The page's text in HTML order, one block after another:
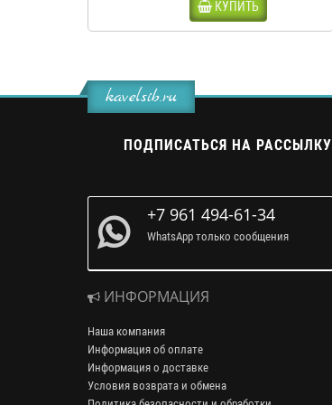
КУПИТЬ
kavelsib.ru
ПОДПИСАТЬСЯ НА РАССЫЛКУ
+7 961 494-61-34
WhatsApp только сообщения
ИНФОРМАЦИЯ
Наша компания
Информация об оплате
Информация о доставке
Условия возврата и обмена